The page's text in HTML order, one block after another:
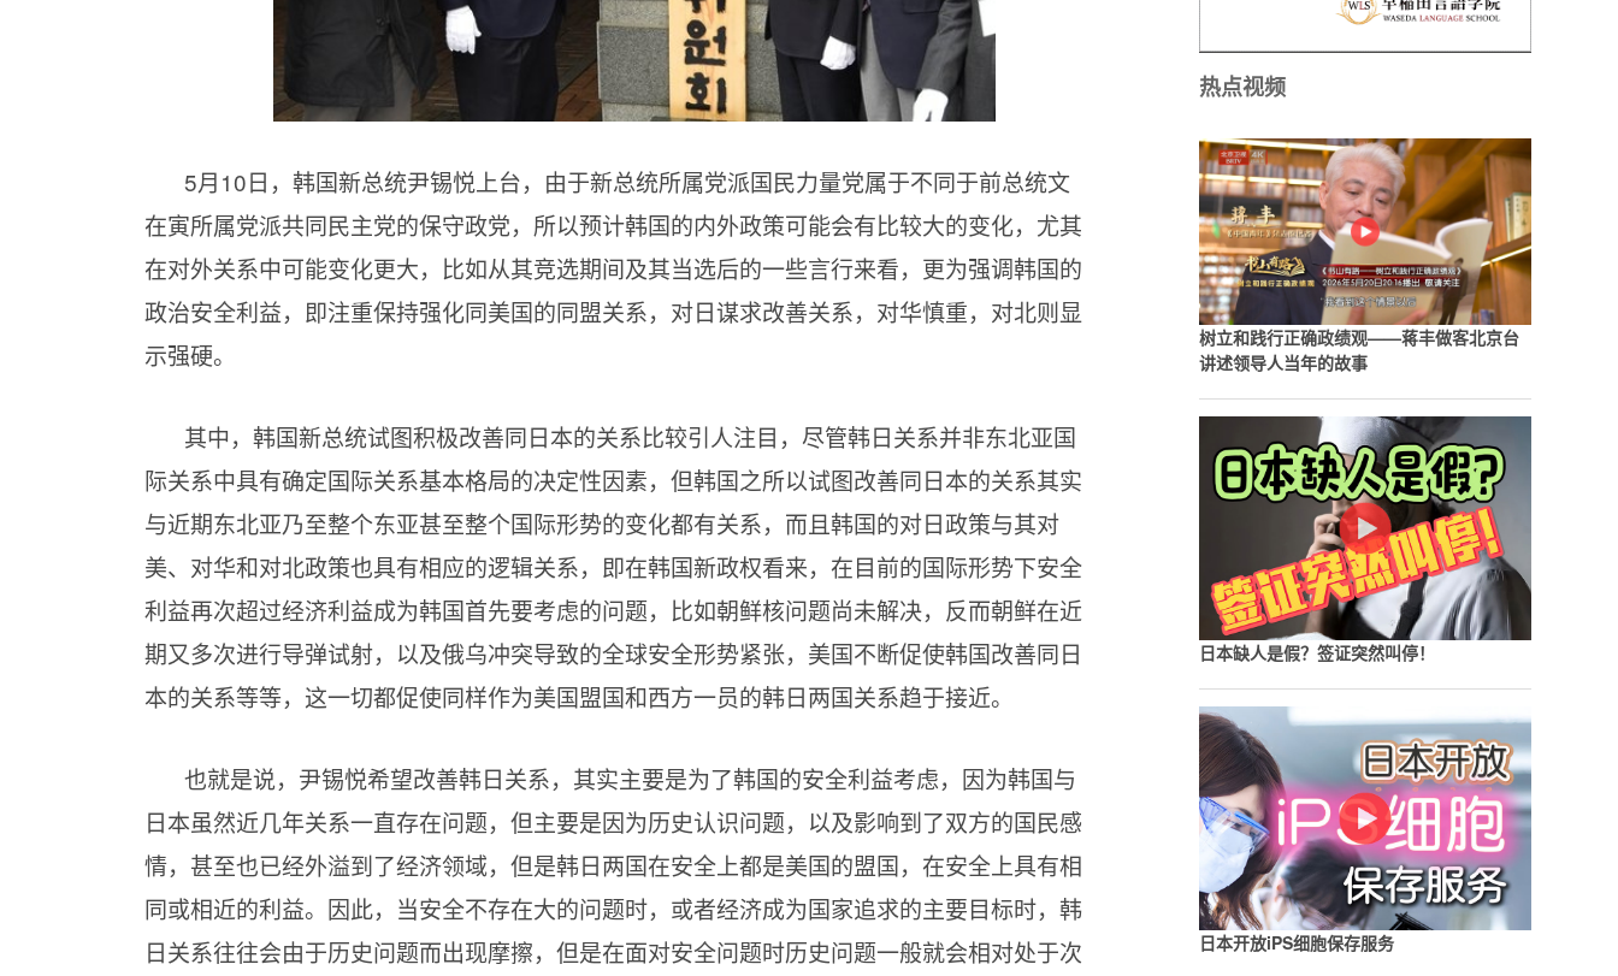
5月10日，韩国新总统尹锡悦上台，由于新总统所属党派国民力量党属于不同于前总统文
在寅所属党派共同民主党的保守政党，所以预计韩国的内外政策可能会有比较大的变化，尤其
在对外关系中可能变化更大，比如从其竞选期间及其当选后的一些言行来看，更为强调韩国的
政治安全利益，即注重保持强化同美国的同盟关系，对日谋求改善关系，对华慎重，对北则显
示强硬。
其中，韩国新总统试图积极改善同日本的关系比较引人注目，尽管韩日关系并非东北亚国
际关系中具有确定国际关系基本格局的决定性因素，但韩国之所以试图改善同日本的关系其实
与近期东北亚乃至整个东亚甚至整个国际形势的变化都有关系，而且韩国的对日政策与其对
美、对华和对北政策也具有相应的逻辑关系，即在韩国新政权看来，在目前的国际形势下安全
利益再次超过经济利益成为韩国首先要考虑的问题，比如朝鲜核问题尚未解决，反而朝鲜在近
期又多次进行导弹试射，以及俄乌冲突导致的全球安全形势紧张，美国不断促使韩国改善同日
本的关系等等，这一切都促使同样作为美国盟国和西方一员的韩日两国关系趋于接近。
也就是说，尹锡悦希望改善韩日关系，其实主要是为了韩国的安全利益考虑，因为韩国与
日本虽然近几年关系一直存在问题，但主要是因为历史认识问题，以及影响到了双方的国民感
情，甚至也已经外溢到了经济领域，但是韩日两国在安全上都是美国的盟国，在安全上具有相
同或相近的利益。因此，当安全不存在大的问题时，或者经济成为国家追求的主要目标时，韩
日关系往往会由于历史问题而出现摩擦，但是在面对安全问题时历史问题一般就会相对处于次
热点视频
树立和践行正确政绩观——蒋丰做客北京台
讲述领导人当年的故事
日本缺人是假？签证突然叫停！
日本开放iPS细胞保存服务